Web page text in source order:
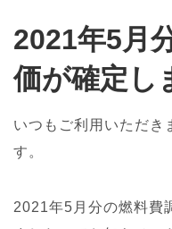
2021年5月
価が確定し
いつもご利用いただき
す。
2021年5月分の燃料費